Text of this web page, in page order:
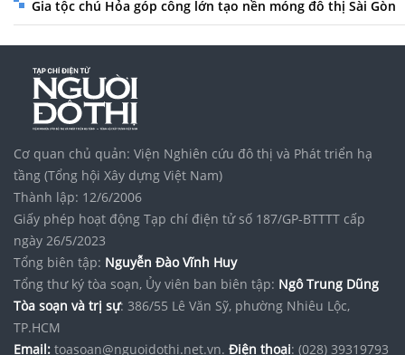
Gia tộc chú Hỏa góp công lớn tạo nền móng đô thị Sài Gòn
Cơ quan chủ quản: Viện Nghiên cứu đô thị và Phát triển hạ
tầng (Tổng hội Xây dựng Việt Nam)
Thành lập: 12/6/2006
Giấy phép hoạt động Tạp chí điện tử số 187/GP-BTTTT cấp
ngày 26/5/2023
Tổng biên tập: Nguyễn Đào Vĩnh Huy
Tổng thư ký tòa soạn, Ủy viên ban biên tập: Ngô Trung Dũng
Tòa soạn và trị sự: 386/55 Lê Văn Sỹ, phường Nhiêu Lộc,
TP.HCM
Email: toasoan@nguoidothi.net.vn. Điện thoại: (028) 39319793